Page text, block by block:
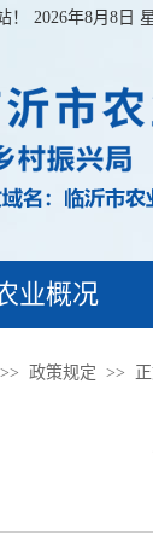
！ 2026年8月8日
业概况
政策规定